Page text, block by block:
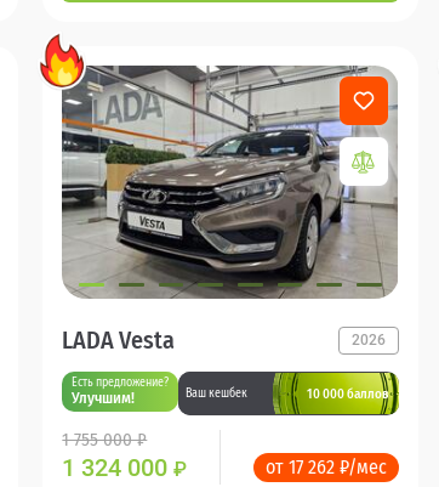
LADA Vesta 2026
Есть предложение?
Улучшим! Ваш кешбек 10 000 баллов
1 755 000 ₽
1 324 000₽ от 17 262 ₽/мес